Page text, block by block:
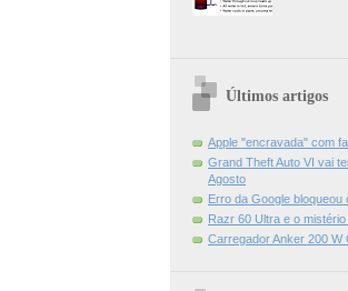
Últimos artigos
Apple "encravada" com
Grand Theft Auto VI vai
Agosto
Erro da Google
Razr 60 Ultra e o
Carregador Anker 200 W